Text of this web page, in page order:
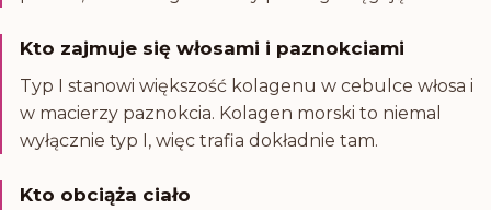
Kto zajmuje się włosami i paznokciami
Typ I stanowi większość kolagenu w cebulce włosa i
w macierzy paznokcia. Kolagen morski to niemal
wyłącznie typ I, więc trafia dokładnie tam.
Kto obciąża ciało